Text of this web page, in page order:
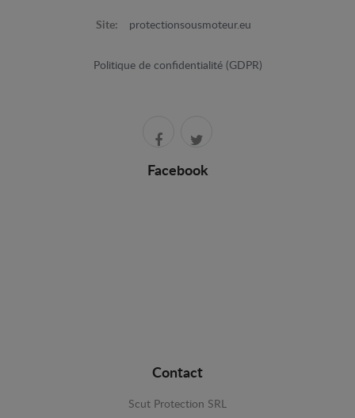
Site: protectionsousmoteur.eu
Politique de confidentialité (GDPR)
Facebook
Contact
Scut Protection SRL